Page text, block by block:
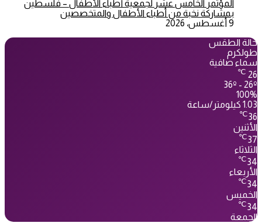
المؤتمر الخامس عشر لجمعية أطباء الأطفال – فلسطين
بمشاركة نخبة من أطباء الأطفال والمتخصصين
9 أغسطس، 2026
حالة الطقس
طولكرم
سماء صافية
26
℃
36º - 26º
100%
1.03 كيلومتر/ساعة
36
℃
الأثنين
37
℃
الثلاثاء
34
℃
الأربعاء
34
℃
الخميس
34
℃
الجمعة